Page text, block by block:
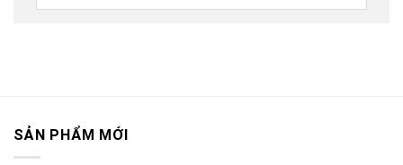
SẢN PHẨM MỚI